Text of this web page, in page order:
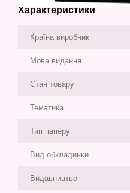
Характеристики
Країна виробник
Мова видання
Стан товару
Тематика
Тип паперу
Вид обкладинки
Видавництво